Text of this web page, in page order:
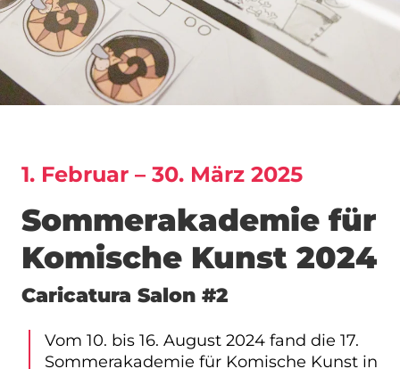
1. Februar – 30. März 2025
Sommerakademie für
Komische Kunst 2024
Caricatura Salon #2
Vom 10. bis 16. August 2024 fand die 17.
Sommerakademie für Komische Kunst in